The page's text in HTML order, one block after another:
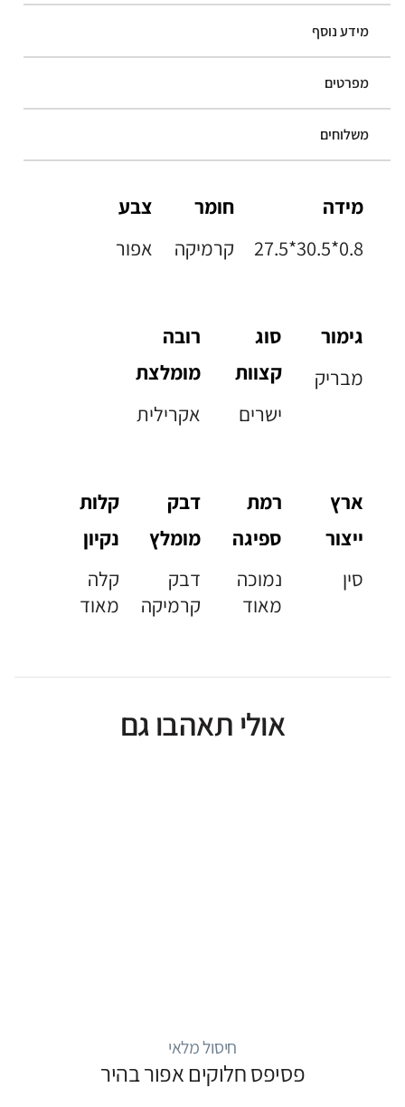
מידע נוסף
מפרטים
משלוחים
מידה
27.5*30.5*0.8
חומר
קרמיקה
צבע
אפור
גימור
מבריק
סוג
קצוות
ישרים
רובה
מומלצת
אקרילית
ארץ
ייצור
סין
רמת
ספיגה
נמוכה
מאוד
דבק
מומלץ
דבק
קרמיקה
קלות
נקיון
קלה
מאוד
אולי תאהבו גם
חיסול מלאי
פסיפס חלוקים אפור בהיר